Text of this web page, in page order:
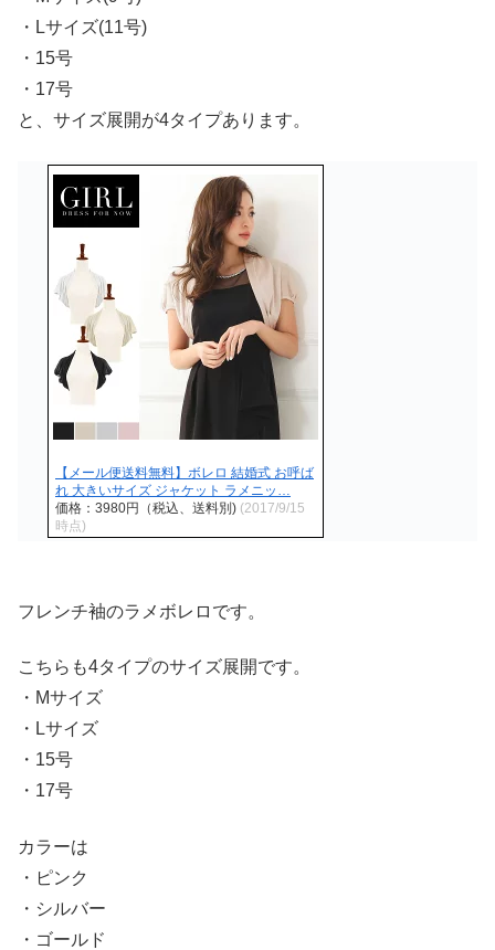
・Lサイズ(11号)
・15号
・17号
と、サイズ展開が4タイプあります。
【メール便送料無料】ボレロ 結婚式 お呼ば
れ 大きいサイズ ジャケット ラメニッ…
価格：3980円（税込、送料別) (2017/9/15
時点)
フレンチ袖のラメボレロです。
こちらも4タイプのサイズ展開です。
・Mサイズ
・Lサイズ
・15号
・17号
カラーは
・ピンク
・シルバー
・ゴールド